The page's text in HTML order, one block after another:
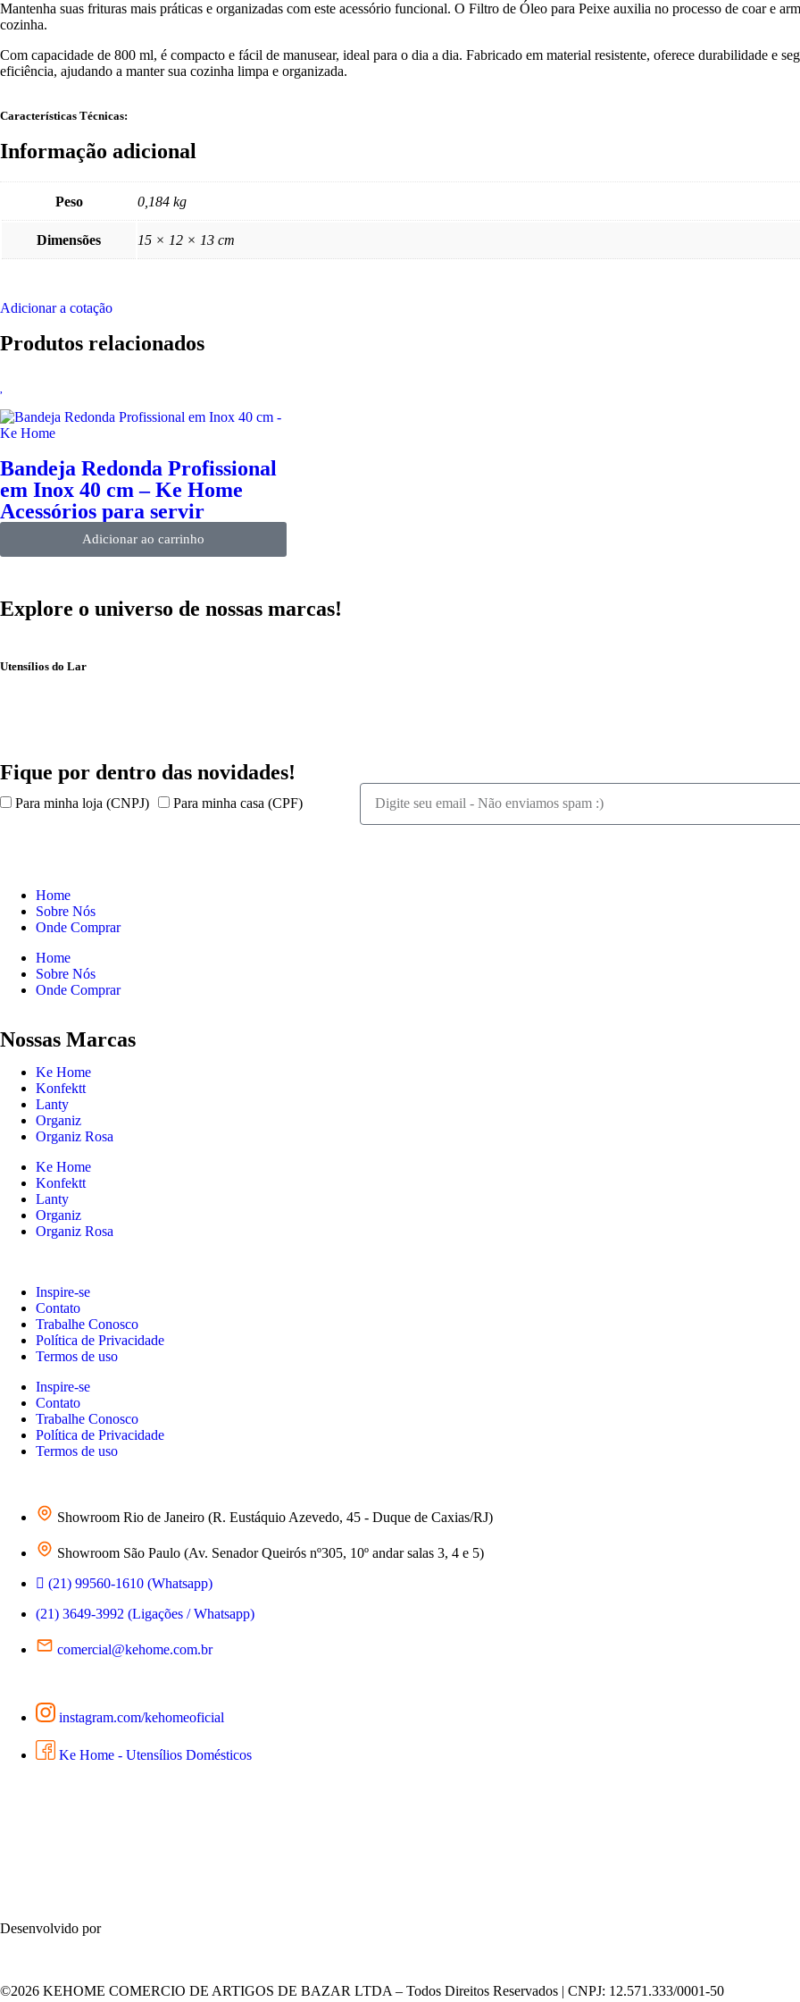
Mantenha suas frituras mais práticas e organizadas com este acessório funcional. O Filtro de Óleo para Peixe auxilia no processo de coar e
cozinha.
Com capacidade de 800 ml, é compacto e fácil de manusear, ideal para o dia a dia. Fabricado em material resistente, oferece durabilidade e
eficiência, ajudando a manter sua cozinha limpa e organizada.
Características Técnicas:
Informação adicional
Peso 0,184 kg
Dimensões 15 × 12 × 13 cm
Adicionar a cotação
Produtos relacionados
Bandeja Redonda Profissional
em Inox 40 cm – Ke Home
Acessórios para servir
Adicionar ao carrinho
Explore o universo de nossas marcas!
Utensílios do Lar
Fique por dentro das novidades!
Para minha loja (CNPJ) Para minha casa (CPF)
Home
Sobre Nós
Onde Comprar
Home
Sobre Nós
Onde Comprar
Nossas Marcas
Ke Home
Konfektt
Lanty
Organiz
Organiz Rosa
Ke Home
Konfektt
Lanty
Organiz
Organiz Rosa
Inspire-se
Contato
Trabalhe Conosco
Política de Privacidade
Termos de uso
Inspire-se
Contato
Trabalhe Conosco
Política de Privacidade
Termos de uso
Showroom Rio de Janeiro (R. Eustáquio Azevedo, 45 - Duque de Caxias/RJ)
Showroom São Paulo (Av. Senador Queirós nº305, 10º andar salas 3, 4 e 5)
(21) 99560-1610 (Whatsapp)
(21) 3649-3992 (Ligações / Whatsapp)
comercial@kehome.com.br
instagram.com/kehomeoficial
Ke Home - Utensílios Domésticos
Desenvolvido por
©2026 KEHOME COMERCIO DE ARTIGOS DE BAZAR LTDA – Todos Direitos Reservados | CNPJ: 12.571.333/0001-50